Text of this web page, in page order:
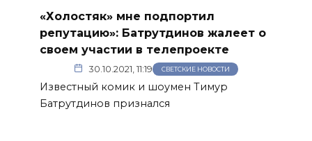
«Холостяк» мне подпортил
репутацию»: Батрутдинов жалеет о
своем участии в телепроекте
30.10.2021, 11:19 СВЕТСКИЕ НОВОСТИ
Известный комик и шоумен Тимур
Батрутдинов признался